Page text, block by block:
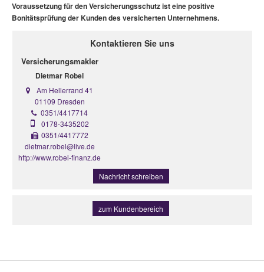
Voraussetzung für den Versicherungsschutz ist eine positive
Bonitätsprüfung der Kunden des versicherten Unternehmens.
Kontaktieren Sie uns
Versicherungsmakler
Dietmar Robel
Am Hellerrand 41
01109 Dresden
0351/4417714
0178-3435202
0351/4417772
dietmar.robel@live.de
http://www.robel-finanz.de
Nachricht schreiben
zum Kundenbereich